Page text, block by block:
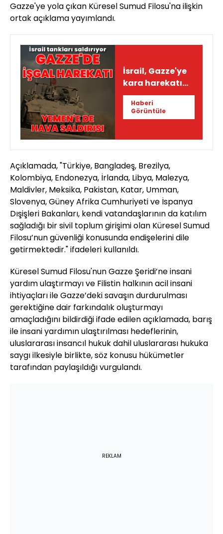
Gazze'ye yola çıkan Küresel Sumud Filosu'na ilişkin
ortak açıklama yayımlandı.
İsrail, Gazze'ye
kara harekatı
başlattı
Haberi
Görüntüle
Açıklamada, "Türkiye, Bangladeş, Brezilya,
Kolombiya, Endonezya, İrlanda, Libya, Malezya,
Maldivler, Meksika, Pakistan, Katar, Umman,
Slovenya, Güney Afrika Cumhuriyeti ve İspanya
Dışişleri Bakanları, kendi vatandaşlarının da katılım
sağladığı bir sivil toplum girişimi olan Küresel Sumud
Filosu’nun güvenliği konusunda endişelerini dile
getirmektedir." ifadeleri kullanıldı.
Küresel Sumud Filosu'nun Gazze Şeridi’ne insani
yardım ulaştırmayı ve Filistin halkının acil insani
ihtiyaçları ile Gazze’deki savaşın durdurulması
gerektiğine dair farkındalık oluşturmayı
amaçladığını bildirdiği ifade edilen açıklamada, barış
ile insani yardımın ulaştırılması hedeflerinin,
uluslararası insancıl hukuk dahil uluslararası hukuka
saygı ilkesiyle birlikte, söz konusu hükümetler
tarafından paylaşıldığı vurgulandı.
REKLAM